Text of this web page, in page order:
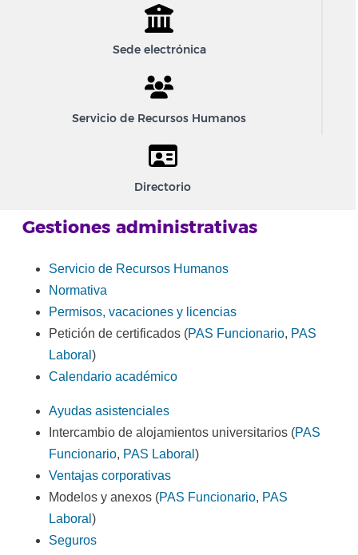
Sede electrónica
Servicio de Recursos Humanos
Directorio
Gestiones administrativas
Servicio de Recursos Humanos
Normativa
Permisos, vacaciones y licencias
Petición de certificados (PAS Funcionario, PAS
Laboral )
Calendario académico
Ayudas asistenciales
Intercambio de alojamientos universitarios (PAS
Funcionario, PAS Laboral )
Ventajas corporativas
Modelos y anexos (PAS Funcionario, PAS
Laboral )
Seguros